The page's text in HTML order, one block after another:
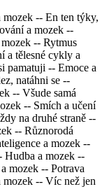
-- En ten týky,
a mozek --
-- Rytmus
a tělesné cykly a
pamatuji -- Emoce a
natáhni se --
-- Všude samá
-- Smích a učení
na druhé straně --
-- Různorodá
a mozek --
Hudba a mozek --
mozek -- Potrava
-- Víc než jen